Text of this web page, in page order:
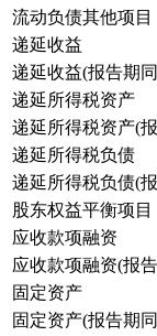
流动负债其他项目
递延收益
递延收益(报告期
递延所得税资产
递延所得税资产(
递延所得税负债
递延所得税负债(
股东权益平衡项目
应收款项融资
应收款项融资(报
固定资产
固定资产(报告期